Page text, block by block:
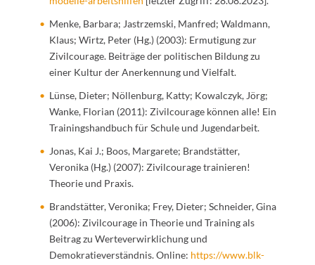
Menke, Barbara; Jastrzemski, Manfred; Waldmann,
Klaus; Wirtz, Peter (Hg.) (2003): Ermutigung zur
Zivilcourage. Beiträge der politischen Bildung zu
einer Kultur der Anerkennung und Vielfalt.
Lünse, Dieter; Nöllenburg, Katty; Kowalczyk, Jörg;
Wanke, Florian (2011): Zivilcourage können alle! Ein
Trainingshandbuch für Schule und Jugendarbeit.
Jonas, Kai J.; Boos, Margarete; Brandstätter,
Veronika (Hg.) (2007): Zivilcourage trainieren!
Theorie und Praxis.
Brandstätter, Veronika; Frey, Dieter; Schneider, Gina
(2006): Zivilcourage in Theorie und Training als
Beitrag zu Werteverwirklichung und
Demokratieverständnis. Online: https://www.blk-